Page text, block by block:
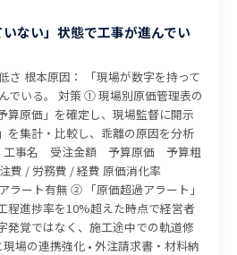
いない」状態で工事が進んでい
さ 根本原因： 「現場が数字を持って
でいる。 対策 ① 現場別原価管理表の
算原価」を確定し、現場監督に開示
を集計・比較し、乖離の原因を分析
工事名 受注金額 予算原価 予算粗
費 / 労務費 / 経費 原価消化率
ート有無 ② 「原価超過アラート」
程進捗率を10%超えた時点で経営者
発覚ではなく、施工途中での軌道修
場の連携強化 • 外注請求書・材料納